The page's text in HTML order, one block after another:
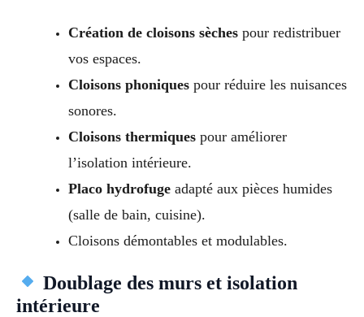
Création de cloisons sèchespour redistribuer
vos espaces.
Cloisons phoniquespour réduire les nuisances
sonores.
Cloisons thermiquespour améliorer
l’isolation intérieure.
Placo hydrofugeadapté aux pièces humides
(salle de bain, cuisine).
Cloisons démontables et modulables.
Doublage des murs et isolation
intérieure